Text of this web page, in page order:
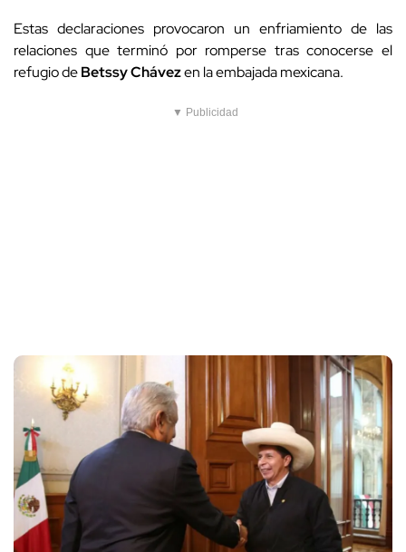
Estas declaraciones provocaron un enfriamiento de las
relaciones que terminó por romperse tras conocerse el
refugio deBetssy Chávezen la embajada mexicana.
▼ Publicidad